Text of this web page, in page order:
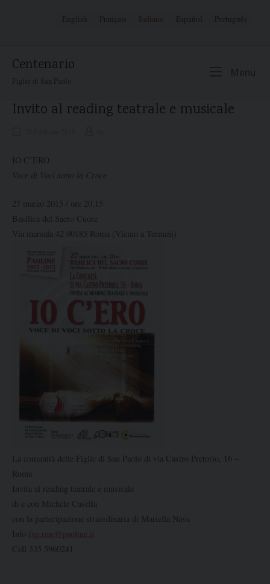
English Français Italiano Español Português
Centenario
Figlie di San Paolo
Invito al reading teatrale e musicale
IO C’ERO
Voce di Voci sotto la Croce
27 marzo 2015 / ore 20.15
Basilica del Sacro Cuore
Via marsala 42 00185 Roma (Vicino a Termini)
La comunità delle Figlie di San Paolo di via Castro Pretorio, 16 –
Roma
Invita al reading teatrale e musicale
di e con Michele Casella
con la partecipazione straordinaria di Mariella Nava
Info fsp.rmc@paoline.it
Cell 335 5960241